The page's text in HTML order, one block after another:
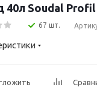
40л Soudal Profil
67 шт.